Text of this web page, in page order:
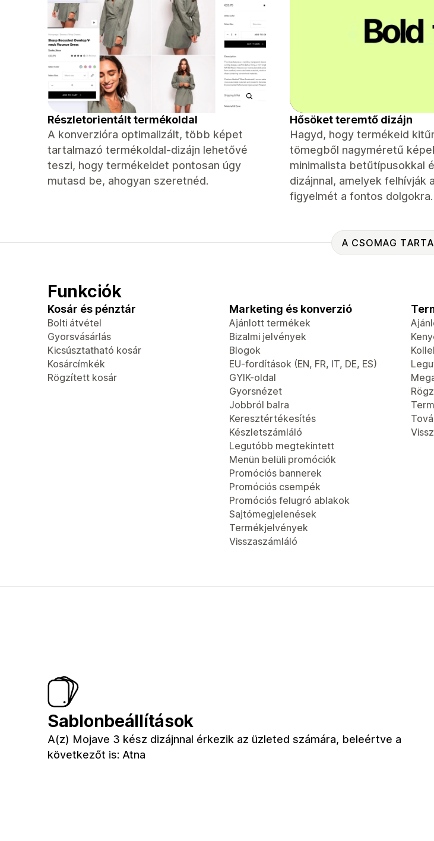
Részletorientált termékoldal
A konverzióra optimalizált, több képet
tartalmazó termékoldal-dizájn lehetővé
teszi, hogy termékeidet pontosan úgy
mutasd be, ahogyan szeretnéd.
Hősöket teremtő dizájn
Hagyd, hogy termékeid
tömegből nagyméretű
minimalista betűtípusokkal
dizájnnal, amelyek felhívják
figyelmét a fontos dolgokra.
A CSOMAG
Funkciók
Kosár és pénztár
Bolti átvétel
Gyorsvásárlás
Kicsúsztatható kosár
Kosárcímkék
Rögzített kosár
Marketing és konverzió
Ajánlott termékek
Bizalmi jelvények
Blogok
EU-fordítások (EN, FR, IT, DE, ES)
GYIK-oldal
Gyorsnézet
Jobbról balra
Keresztértékesítés
Készletszámláló
Legutóbb megtekintett
Menün belüli promóciók
Promóciós bannerek
Promóciós csempék
Promóciós felugró ablakok
Sajtómegjelenések
Termékjelvények
Visszaszámláló
Sablonbeállítások
A(z) Mojave 3 kész dizájnnal érkezik az üzleted számára, beleértve a
következőt is: Atna